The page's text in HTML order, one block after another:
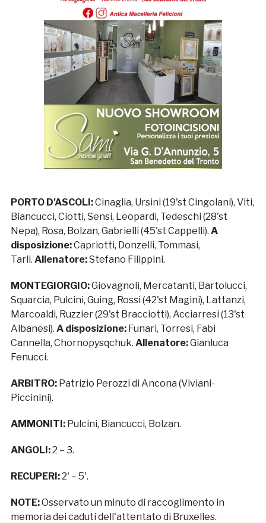
PORTO D'ASCOLI:Cinaglia, Ursini (19'st Cingolani), Viti,
Biancucci, Ciotti, Sensi, Leopardi, Tedeschi (28'st
Nepa), Rosa, Bolzan, Gabrielli (45'st Cappelli). A
disposizione:Capriotti, Donzelli, Tommasi,
Tarli. Allenatore:Stefano Filippini.
MONTEGIORGIO:Giovagnoli, Mercatanti, Bartolucci,
Squarcia, Pulcini, Guing, Rossi (42'st Magini), Lattanzi,
Marcoaldi, Ruzzier (29'st Bracciotti), Acciarresi (13'st
Albanesi). A disposizione:Funari, Torresi, Fabi
Cannella, Chornopysqchuk. Allenatore:Gianluca
Fenucci.
ARBITRO:Patrizio Perozzi di Ancona (Viviani-
Piccinini).
AMMONITI: Pulcini, Biancucci, Bolzan.
ANGOLI:2 – 3.
RECUPERI:2' – 5'.
NOTE:Osservato un minuto di raccoglimento in
memoria dei caduti dell'attentato di Bruxelles.